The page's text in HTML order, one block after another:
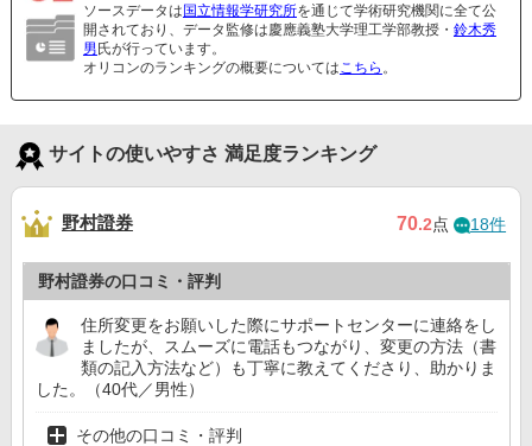
ソースデータは国立情報学研究所を通じて学術研究機関に全て公
開されており、データ監修は慶應義塾大学理工学部教授・ 鈴木秀
男氏が行っています。
オリコンのランキングの概要については こちら 。
サイトの使いやすさ 満足度ランキング
野村證券 70.2点 18件
野村證券の口コミ・評判
住所変更をお願いした際にサポートセンターに連絡をし
ましたが、スムーズに電話もつながり、変更の方法（書
類の記入方法など）も丁寧に教えてくださり、助かりま
した。（40代／男性）
その他の口コミ・評判